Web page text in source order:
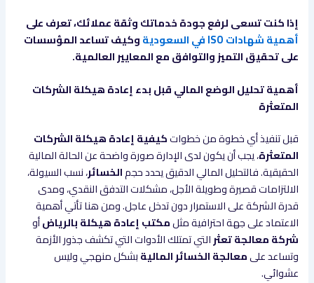
إذا كنت تسعى لرفع جودة خدماتك وثقة عملائك، تعرف على
أهمية شهادات ISO في السعودية
وكيف تساعد المؤسسات
على تحقيق التميز والتوافق مع المعايير العالمية.
أهمية تحليل الوضع المالي قبل بدء إعادة هيكلة الشركات
المتعثرة
قبل تنفيذ أي خطوة من خطواتكيفية إعادة هيكلة الشركات
المتعثرة، يجب أن يكون لدى الإدارة صورة واضحة عن الحالة المالية
الحقيقية. فالتحليل المالي الدقيق يحدد حجمالخسائر، نسب السيولة،
الالتزامات قصيرة وطويلة الأجل، مشكلات التدفق النقدي، ومدى
قدرة الشركة على الاستمرار دون تدخل عاجل. ومن هنا تأتي أهمية
الاعتماد على جهة احترافية مثلمكتب إعادة هيكلة بالرياضأو
شركة معالجة تعثرالتي تمتلك الأدوات التي تكشف جذور الأزمة
وتساعد علىمعالجة الخسائر الماليةبشكل منهجي وليس
عشوائي.